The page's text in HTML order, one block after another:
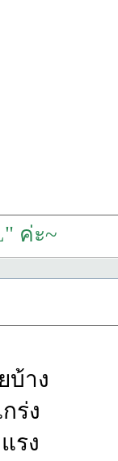
ค่ะ~
บ้าง
ร่ง
รง